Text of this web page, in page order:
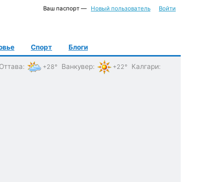
Ваш паспорт — Новый пользователь Войти
Спорт Блоги
Оттава: +28° Ванкувер: +22° Калгари: